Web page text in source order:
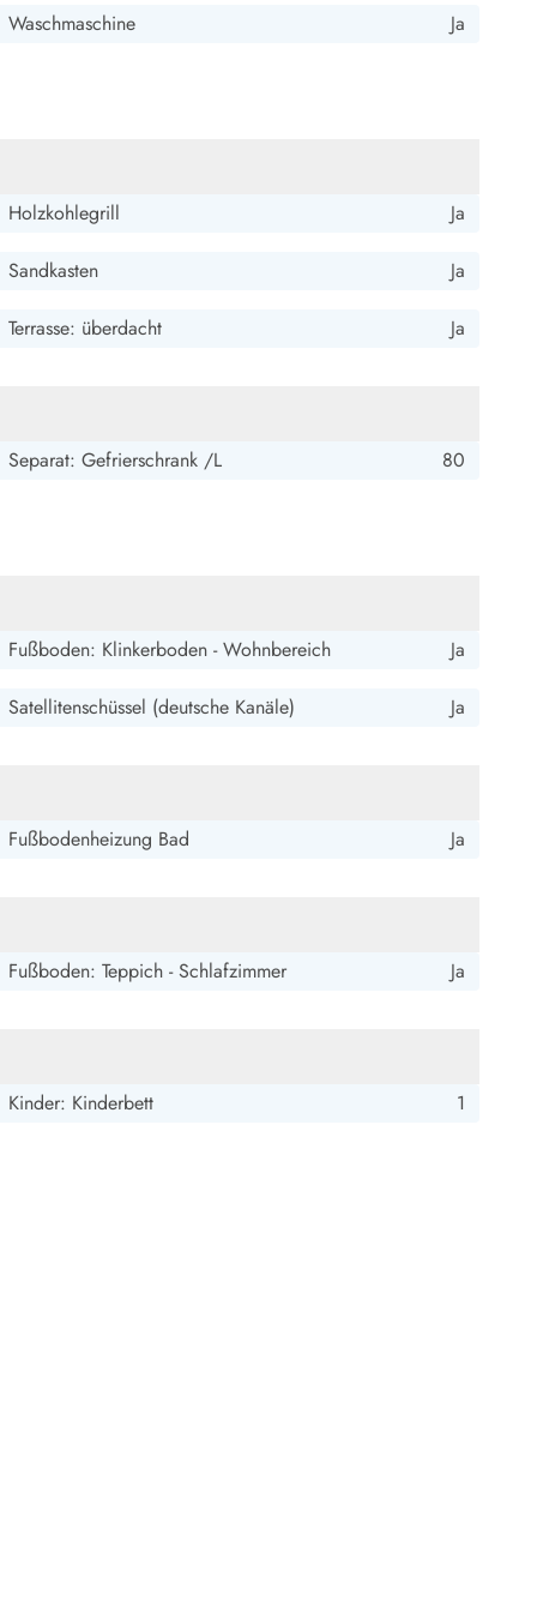
Waschmaschine Ja
Holzkohlegrill Ja
Sandkasten Ja
Terrasse: überdacht Ja
Separat: Gefrierschrank /L 80
Fußboden: Klinkerboden - Wohnbereich Ja
Satellitenschüssel (deutsche Kanäle) Ja
Fußbodenheizung Bad Ja
Fußboden: Teppich - Schlafzimmer Ja
Kinder: Kinderbett 1